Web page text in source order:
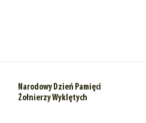
Narodowy Dzień Pamięci
Żołnierzy Wyklętych